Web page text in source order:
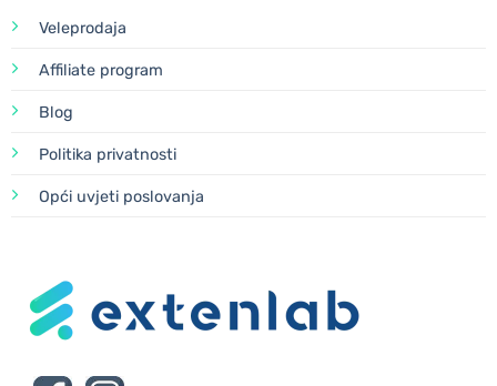
Veleprodaja
Affiliate program
Blog
Politika privatnosti
Opći uvjeti poslovanja